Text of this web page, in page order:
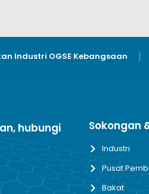
Industri OGSE Kebangsaan
hubungi
Sokongan
Industri
Pusat
Bakat